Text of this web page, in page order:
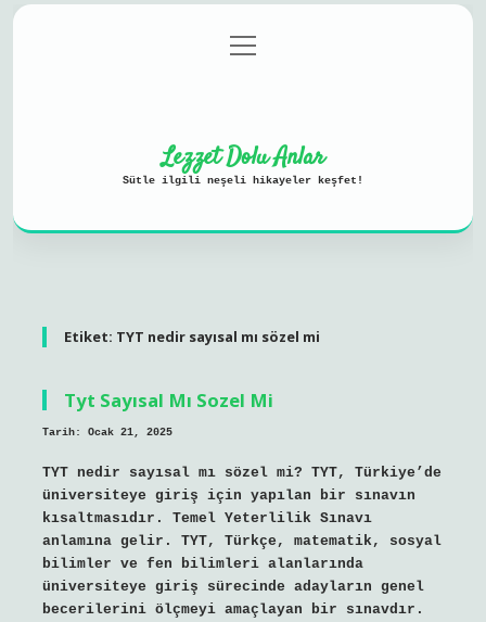
Gizlilik Politikası
menüyü
aç
Lezzet Dolu Anlar
Sütle ilgili neşeli hikayeler keşfet!
Etiket: TYT nedir sayısal mı sözel mi
Tyt Sayısal Mı Sozel Mi
Tarih: Ocak 21, 2025
TYT nedir sayısal mı sözel mi? TYT, Türkiye’de
üniversiteye giriş için yapılan bir sınavın
kısaltmasıdır. Temel Yeterlilik Sınavı
anlamına gelir. TYT, Türkçe, matematik, sosyal
bilimler ve fen bilimleri alanlarında
üniversiteye giriş sürecinde adayların genel
becerilerini ölçmeyi amaçlayan bir sınavdır.